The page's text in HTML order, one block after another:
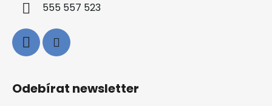
555 557 523
Odebírat newsletter